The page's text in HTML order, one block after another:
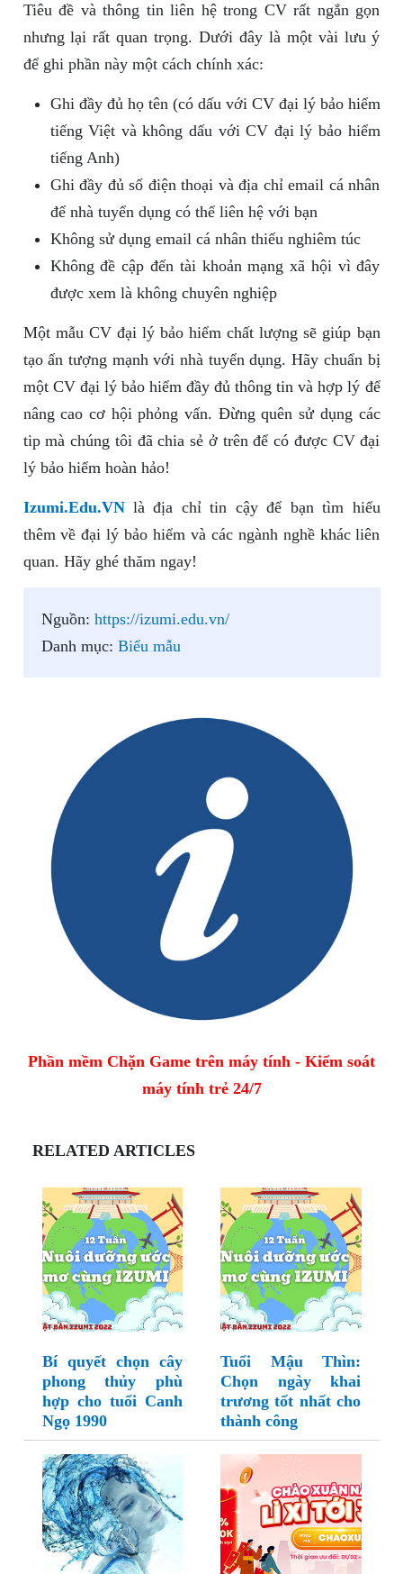
Tiêu đề và thông tin liên hệ trong CV rất ngắn gọn
nhưng lại rất quan trọng. Dưới đây là một vài lưu ý
để ghi phần này một cách chính xác:
Ghi đầy đủ họ tên (có dấu với CV đại lý bảo hiểm
tiếng Việt và không dấu với CV đại lý bảo hiểm
tiếng Anh)
Ghi đầy đủ số điện thoại và địa chỉ email cá nhân
để nhà tuyển dụng có thể liên hệ với bạn
Không sử dụng email cá nhân thiếu nghiêm túc
Không đề cập đến tài khoản mạng xã hội vì đây
được xem là không chuyên nghiệp
Một mẫu CV đại lý bảo hiểm chất lượng sẽ giúp bạn
tạo ấn tượng mạnh với nhà tuyển dụng. Hãy chuẩn bị
một CV đại lý bảo hiểm đầy đủ thông tin và hợp lý để
nâng cao cơ hội phỏng vấn. Đừng quên sử dụng các
tip mà chúng tôi đã chia sẻ ở trên để có được CV đại
lý bảo hiểm hoàn hảo!
Izumi.Edu.VNlà địa chỉ tin cậy để bạn tìm hiểu
thêm về đại lý bảo hiểm và các ngành nghề khác liên
quan. Hãy ghé thăm ngay!
Nguồn: https://izumi.edu.vn/
Danh mục: Biểu mẫu
Phần mềm Chặn Game trên máy tính - Kiểm soát
máy tính trẻ 24/7
RELATED ARTICLES
Bí quyết chọn cây
phong thủy phù
hợp cho tuổi Canh
Ngọ 1990
Tuổi Mậu Thìn:
Chọn ngày khai
trương tốt nhất cho
thành công